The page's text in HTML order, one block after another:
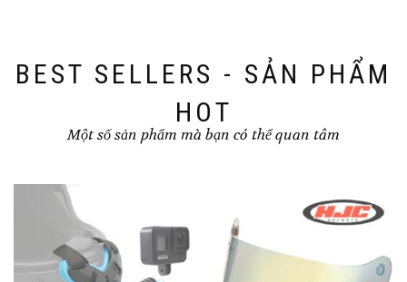
BEST SELLERS - SẢN PHẨM
HOT
Một số sản phẩm mà bạn có thể quan tâm